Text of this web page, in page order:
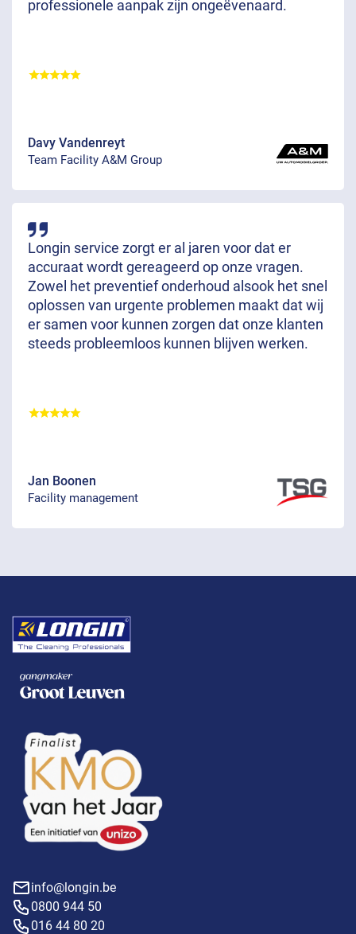
professionele aanpak zijn ongeëvenaard.
Davy Vandenreyt
Team Facility A&M Group
Longin service zorgt er al jaren voor dat er
accuraat wordt gereageerd op onze vragen.
Zowel het preventief onderhoud alsook het snel
oplossen van urgente problemen maakt dat wij
er samen voor kunnen zorgen dat onze klanten
steeds probleemloos kunnen blijven werken.
Jan Boonen
Facility management
info@longin.be
0800 944 50
016 44 80 20